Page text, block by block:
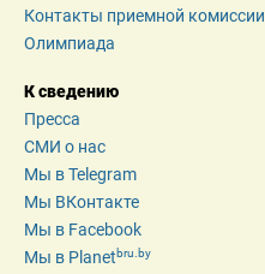
Контакты приемной комиссии
Олимпиада
К сведению
Пресса
СМИ о нас
Мы в Telegram
Мы ВКонтакте
Мы в Facebook
Мы в Planetbru.by